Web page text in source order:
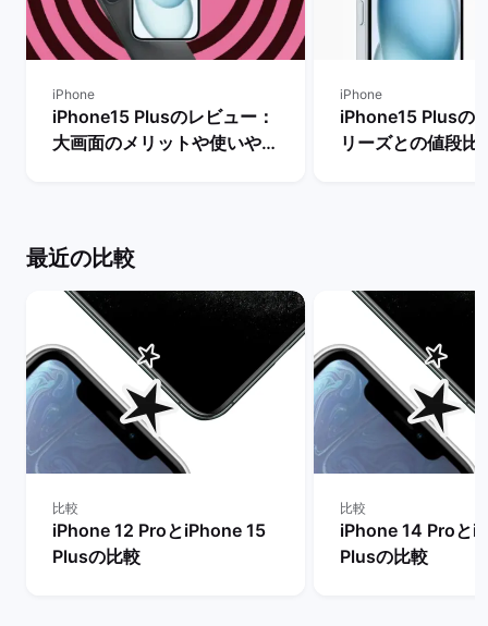
iPhone
iPhone15 Plusのレビュー：
大画面のメリットや使いやす
iPhone
iPhone15 Plusの
リーズとの値段比
最近の比較
比較
iPhone 12 ProとiPhone 15
Plusの比較
比較
iPhone 14 Proと
Plusの比較